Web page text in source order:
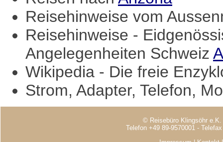
Reisehinweise vom
Reisehinweise -
Angelegenheiten Schweiz
Wikipedia - Die freie
Strom, Adapter, Telefon,
© Reisebüro Klingsöhr
Telefon +49 89-9570001 -